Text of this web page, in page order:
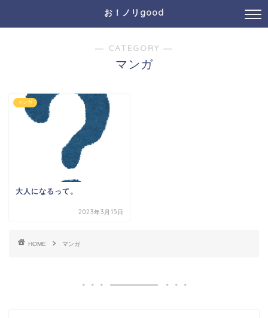
お！ノリgood
― CATEGORY ―
マンガ
マンガ
大人になるって。
2023年3月15日
HOME マンガ